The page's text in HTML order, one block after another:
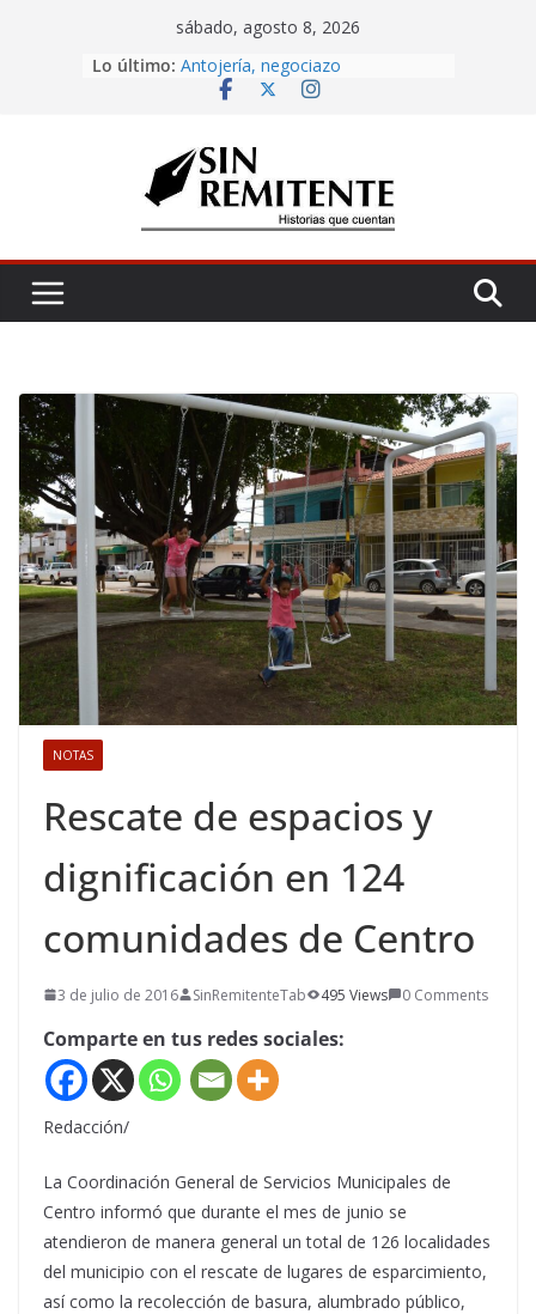
sábado, agosto 8, 2026
Lo último: Amor eterno
Antojería, negociazo
Misa de 12
NOTAS
Rescate de espacios y
dignificación en 124
comunidades de Centro
3 de julio de 2016 SinRemitenteTab 495 Views 0 Comments
Comparte en tus redes sociales:
Redacción/
La Coordinación General de Servicios Municipales de
Centro informó que durante el mes de junio se
atendieron de manera general un total de 126 localidades
del municipio con el rescate de lugares de esparcimiento,
así como la recolección de basura, alumbrado público,